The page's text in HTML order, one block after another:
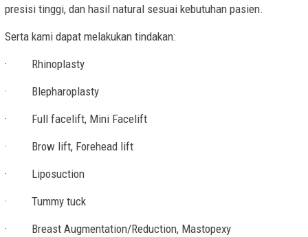
presisi tinggi, dan hasil natural sesuai kebutuhan pasien.
Serta kami dapat melakukan tindakan:
· Rhinoplasty
· Blepharoplasty
· Full facelift, Mini Facelift
· Brow lift, Forehead lift
· Liposuction
· Tummy tuck
· Breast Augmentation/Reduction, Mastopexy